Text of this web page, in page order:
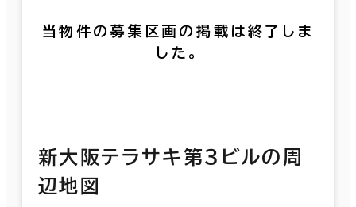
当物件の募集区画の掲載は終了しま
した。
新大阪テラサキ第３ビルの周
辺地図